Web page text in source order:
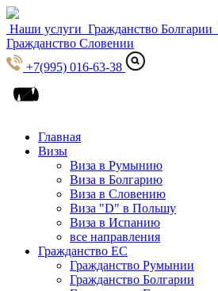
Наши услуги Гражданство Болгарии
Гражданство Словении
+7(995) 016-63-38
Главная
Визы
Виза в Румынию
Виза в Болгарию
Виза в Словению
Виза "D" в Польшу
Виза в Испанию
все направления
Гражданство ЕС
Гражданство Румынии
Гражданство Болгарии